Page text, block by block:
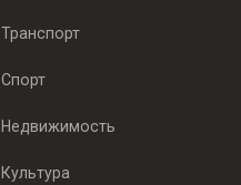
Транспорт
Спорт
Недвижимость
Культура